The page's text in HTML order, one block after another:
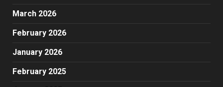
March 2026
February 2026
January 2026
February 2025